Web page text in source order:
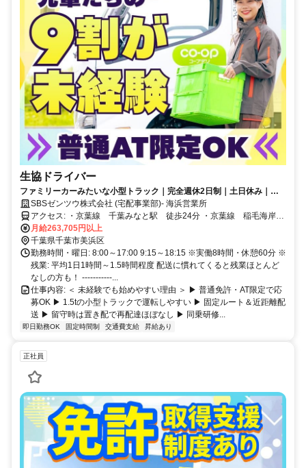
生協ドライバー
ファミリーカーみたいな小型トラック｜完全週休2日制｜土日休み｜こ
の先家族が増えても安心の大手企業
SBSゼンツウ株式会社 (宅配事業部)- 海浜営業所
アクセス: ・京葉線 千葉みなと駅 徒歩24分 ・京葉線 稲毛海岸
駅 徒歩20分
月給263,705円以上
千葉県千葉市美浜区
勤務時間・曜日: 8:00～17:00 9:15～18:15 ※実働8時間・休憩60分 ※
残業: 平均1日1時間～1.5時間程度 配送に慣れてくると残業ほとんど
なしの方も！ -----------...
仕事内容: ＜ 未経験でも始めやすい理由 ＞ ▶ 普通免許・AT限定で応
募OK ▶ 1.5tの小型トラックで運転しやすい ▶ 固定ルート＆近距離配
送 ▶ 留守時は置き配で再配達ほぼなし ▶ 同乗研修...
即日勤務OK 固定時間制 交通費支給 昇給あり
正社員